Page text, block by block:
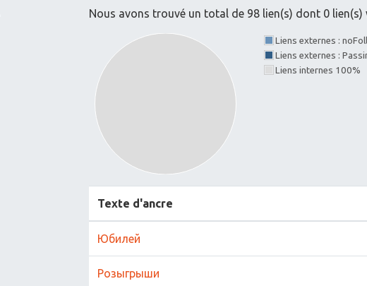
Nous avons trouvé un total de 98 lien(s) dont 0 lien(s)
Liens externes :
Liens externes :
Liens internes 100%
Texte d'ancre
Юбилей
Розыгрыши